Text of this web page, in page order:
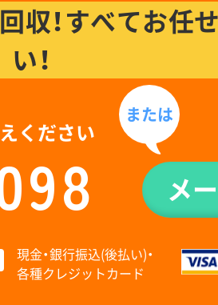
収！すべてお任
い！
ください
または
メ
現金・銀行振込(後払い)・
各種クレジットカード